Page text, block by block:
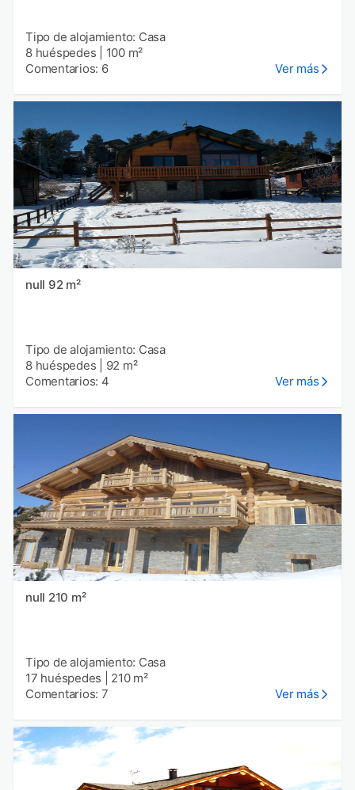
Tipo de alojamiento: Casa
8 huéspedes
100 m²
Comentarios: 6
Ver más
null 92 m²
Tipo de alojamiento: Casa
8 huéspedes
92 m²
Comentarios: 4
Ver más
null 210 m²
Tipo de alojamiento: Casa
17 huéspedes
210 m²
Comentarios: 7
Ver más